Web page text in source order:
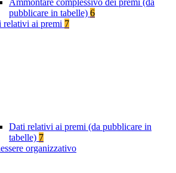
Ammontare complessivo dei premi (da
pubblicare in tabelle) 6
relativi ai premi 7
Dati relativi ai premi (da pubblicare in
tabelle) 7
organizzativo